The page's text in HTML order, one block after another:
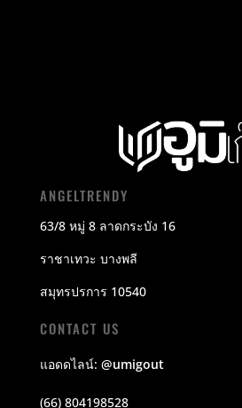
ANGELTRENDY
63/8 หมู่ 8 ลาดกระบัง 16
ราชาเทวะ บางพลี
สมุทรปรการ 10540
CONTACT US
แอดดไลน์: @umigout
(66) 804198528